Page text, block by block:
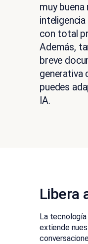
muy buena
con total
Además,
breve
generativa
puedes
IA.
Libera
La
extiende